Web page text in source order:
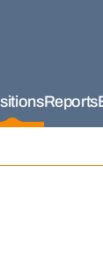
Reports